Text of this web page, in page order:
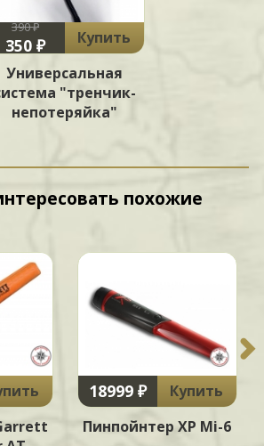
390 ₽
350 ₽
Купить
Универсальная
"тренчик-
непотеряйка"
похожие
18999 ₽
Купить
Пинпойнтер XP Mi-6